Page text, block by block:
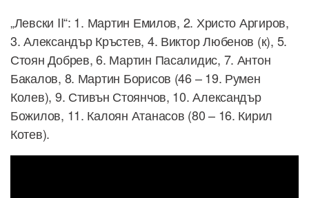
„Левски II“: 1. Мартин Емилов, 2. Христо Аргиров,
3. Александър Кръстев, 4. Виктор Любенов (к), 5.
Стоян Добрев, 6. Мартин Пасалидис, 7. Антон
Бакалов, 8. Мартин Борисов (46 – 19. Румен
Колев), 9. Стивън Стоянчов, 10. Александър
Божилов, 11. Калоян Атанасов (80 – 16. Кирил
Котев).